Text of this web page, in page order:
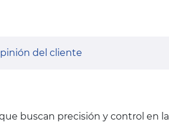
del cliente
buscan precisión y control en la